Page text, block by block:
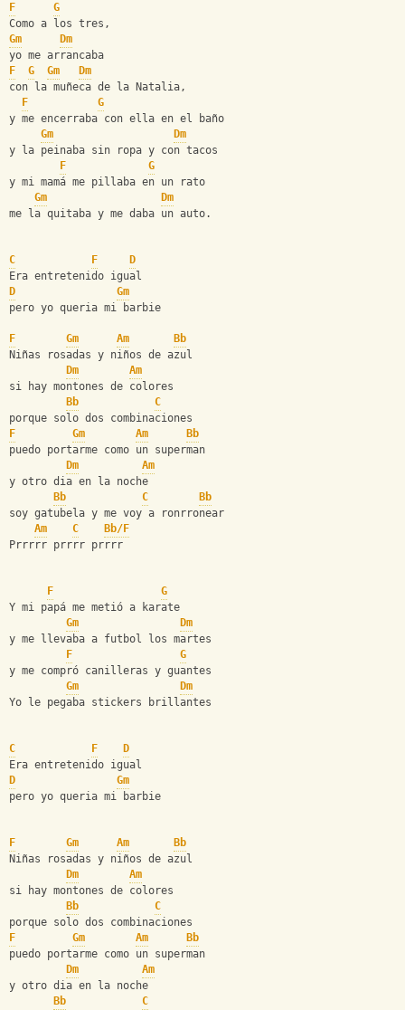
F
G
Como a los tres,
Gm
Dm
yo me arrancaba
F
G Gm
Dm
con la muñeca de la Natalia,
F
G
y me encerraba con ella en el baño
Gm
Dm
y la peinaba sin ropa y con tacos
F
G
y mi mamá me pillaba en un rato
Gm
Dm
me la quitaba y me daba un auto.
C F
D
Era entretenido igual
D
Gm
pero yo queria mi barbie
F Gm Am
Bb
Niñas rosadas y niños de azul
Dm
Am
si hay montones de colores
Bb
C
porque solo dos combinaciones
F
Gm Am
Bb
puedo portarme como un superman
Dm
Am
y otro dia en la noche
Bb
C
Bb
soy gatubela y me voy a ronrronear
Am
C
Bb/F
Prrrrr prrrr prrrr
F
G
Y mi papá me metió a karate
Gm
Dm
y me llevaba a futbol los martes
F
G
y me compró canilleras y guantes
Gm
Dm
Yo le pegaba stickers brillantes
C F
D
Era entretenido igual
D
Gm
pero yo queria mi barbie
F Gm Am
Bb
Niñas rosadas y niños de azul
Dm
Am
si hay montones de colores
Bb
C
porque solo dos combinaciones
F
Gm Am
Bb
puedo portarme como un superman
Dm
Am
y otro dia en la noche
Bb
C